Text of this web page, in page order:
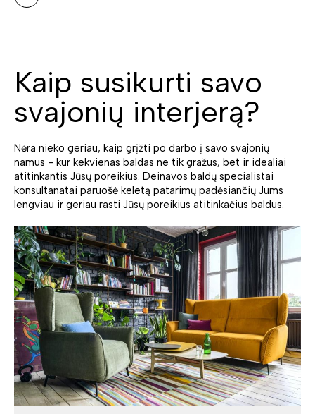
Kaip susikurti savo
svajonių interjerą?
Nėra nieko geriau, kaip grįžti po darbo į savo svajonių
namus - kur kekvienas baldas ne tik gražus, bet ir idealiai
atitinkantis Jūsų poreikius. Deinavos baldų specialistai
konsultanatai paruošė keletą patarimų padėsiančių Jums
lengviau ir geriau rasti Jūsų poreikius atitinkačius baldus.